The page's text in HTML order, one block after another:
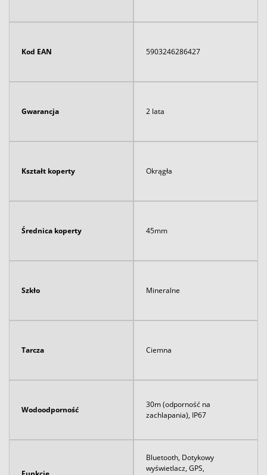
Kod EAN 5903246286427
Gwarancja 2 lata
Kształt koperty Okrągła
Średnica koperty 45mm
Szkło Mineralne
Tarcza Ciemna
Wodoodporność
30m (odporność na
zachlapania), IP67
Bluetooth, Dotykowy
wyświetlacz, GPS,